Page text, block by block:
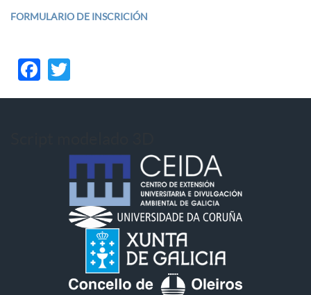
FORMULARIO DE INSCRICIÓN
Facebook